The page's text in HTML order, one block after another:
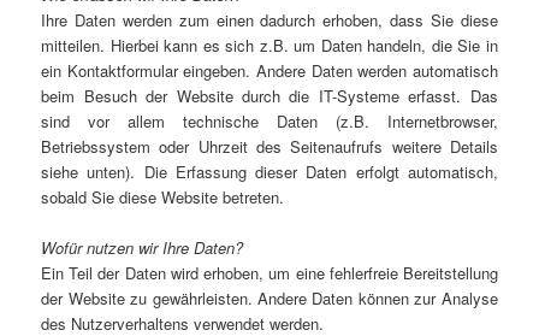
Ihre Daten werden zum einen dadurch erhoben, dass Sie diese
mitteilen. Hierbei kann es sich z.B. um Daten handeln, die Sie in
ein Kontaktformular eingeben. Andere Daten werden automatisch
beim Besuch der Website durch die IT-Systeme erfasst. Das
sind vor allem technische Daten (z.B. Internetbrowser,
Betriebssystem oder Uhrzeit des Seitenaufrufs weitere Details
siehe unten). Die Erfassung dieser Daten erfolgt automatisch,
sobald Sie diese Website betreten.
Wofür nutzen wir Ihre Daten?
Ein Teil der Daten wird erhoben, um eine fehlerfreie Bereitstellung
der Website zu gewährleisten. Andere Daten können zur Analyse
des Nutzerverhaltens verwendet werden.